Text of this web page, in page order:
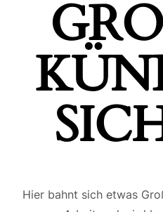
ICH
Hier bahnt sich etwas